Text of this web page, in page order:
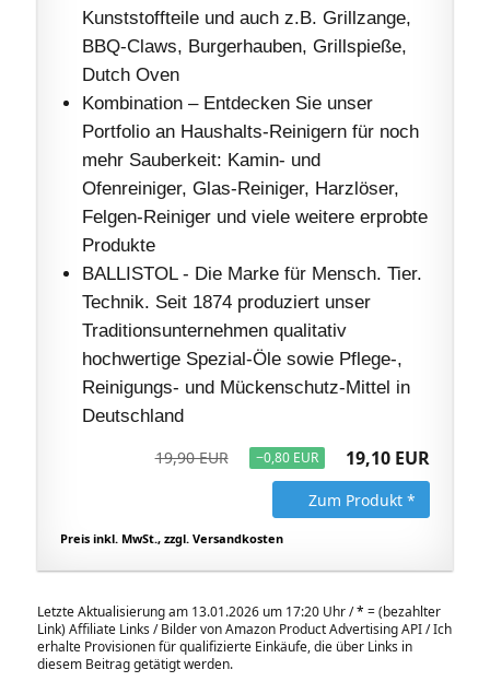
Kunststoffteile und auch z.B. Grillzange,
BBQ-Claws, Burgerhauben, Grillspieße,
Dutch Oven
Kombination – Entdecken Sie unser
Portfolio an Haushalts-Reinigern für noch
mehr Sauberkeit: Kamin- und
Ofenreiniger, Glas-Reiniger, Harzlöser,
Felgen-Reiniger und viele weitere erprobte
Produkte
BALLISTOL - Die Marke für Mensch. Tier.
Technik. Seit 1874 produziert unser
Traditionsunternehmen qualitativ
hochwertige Spezial-Öle sowie Pflege-,
Reinigungs- und Mückenschutz-Mittel in
Deutschland
19,90 EUR −0,80 EUR 19,10 EUR
Zum Produkt *
Preis inkl. MwSt., zzgl. Versandkosten
Letzte Aktualisierung am 13.01.2026 um 17:20 Uhr /* = (bezahlter
Link) Affiliate Links / Bilder von Amazon Product Advertising API / Ich
erhalte Provisionen für qualifizierte Einkäufe, die über Links in
diesem Beitrag getätigt werden.